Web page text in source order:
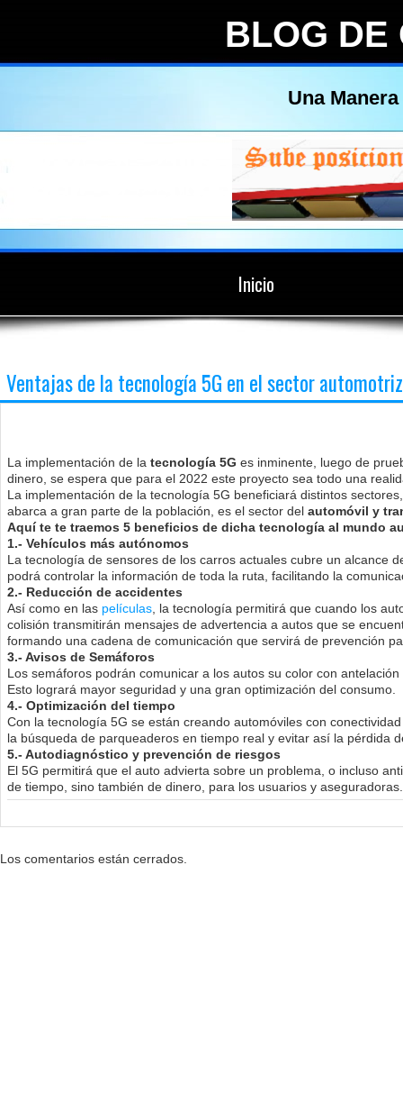
BLOG DE
Una
Inicio
Ventajas de la tecnología 5G en el sector automotriz
La implementación de la tecnología 5G es inminente, luego de
dinero, se espera que para el 2022 este proyecto sea todo una
La implementación de la tecnología 5G beneficiará distintos
abarca a gran parte de la población, es el sector del automóvil y
Aquí te te traemos 5 beneficios de dicha tecnología al mundo
1.- Vehículos más autónomos
La tecnología de sensores de los carros actuales cubre un alcance
podrá controlar la información de toda la ruta, facilitando la
2.- Reducción de accidentes
Así como en las películas , la tecnología permitirá que cuando los
colisión transmitirán mensajes de advertencia a autos que se
formando una cadena de comunicación que servirá de prevención
3.- Avisos de Semáforos
Los semáforos podrán comunicar a los autos su color con
Esto logrará mayor seguridad y una gran optimización del consumo.
4.- Optimización del tiempo
Con la tecnología 5G se están creando automóviles con
la búsqueda de parqueaderos en tiempo real y evitar así la pérdida
5.- Autodiagnóstico y prevención de riesgos
El 5G permitirá que el auto advierta sobre un problema, o incluso
de tiempo, sino también de dinero, para los usuarios y aseguradoras.
Los comentarios están cerrados.